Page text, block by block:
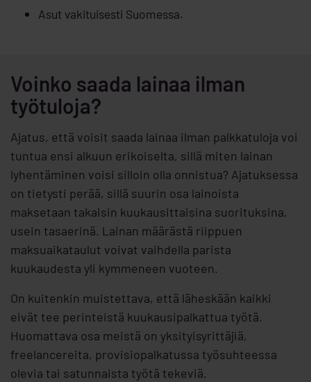
Asut vakituisesti Suomessa.
Voinko saada lainaa ilman
työtuloja?
Ajatus, että voisit saada lainaa ilman palkkatuloja voi
tuntua ensi alkuun erikoiselta, sillä miten lainan
lyhentäminen voisi silloin olla onnistua? Ajatuksessa
on tietysti perää, sillä suurin osa lainoista
maksetaan takaisin kuukausittaisina suorituksina,
usein tasaerinä. Lainan määrästä riippuen
maksuaikataulut voivat vaihdella parista
kuukaudesta yli kymmeneen vuoteen.
On kuitenkin muistettava, että läheskään kaikki
eivät tee perinteistä kuukausipalkattua työtä.
Huomattava osa meistä on yksityisyrittäjiä,
freelancereita, provisiopalkatussa työsuhteessa
olevia tai satunnaista työtä tekeviä.